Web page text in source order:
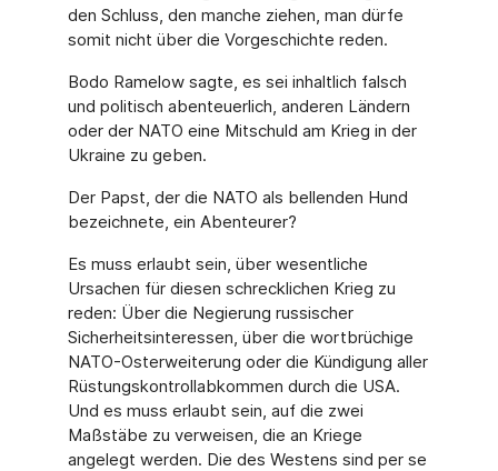
den Schluss, den manche ziehen, man dürfe
somit nicht über die Vorgeschichte reden.
Bodo Ramelow sagte, es sei inhaltlich falsch
und politisch abenteuerlich, anderen Ländern
oder der NATO eine Mitschuld am Krieg in der
Ukraine zu geben.
Der Papst, der die NATO als bellenden Hund
bezeichnete, ein Abenteurer?
Es muss erlaubt sein, über wesentliche
Ursachen für diesen schrecklichen Krieg zu
reden: Über die Negierung russischer
Sicherheitsinteressen, über die wortbrüchige
NATO-Osterweiterung oder die Kündigung aller
Rüstungskontrollabkommen durch die USA.
Und es muss erlaubt sein, auf die zwei
Maßstäbe zu verweisen, die an Kriege
angelegt werden. Die des Westens sind per se